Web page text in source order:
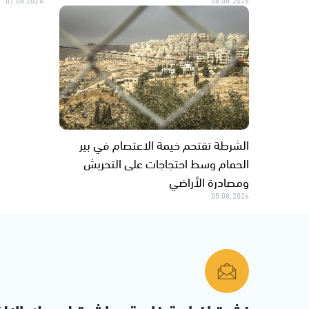
الشرطة تقتحم خيمة الاعتصام في بير
الحمام وسط احتجاجات على التحريش
ومصادرة الأراضي
05.08.2026